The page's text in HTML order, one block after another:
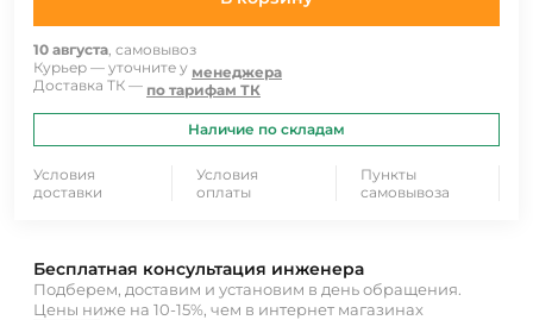
10 августа, самовывоз
Курьер — уточните у менеджера
Доставка ТК — по тарифам ТК
Наличие по складам
Условия
доставки
Условия
оплаты
Пункты
самовывоза
Бесплатная консультация инженера
Подберем, доставим и установим в день обращения.
Цены ниже на 10-15%, чем в интернет магазинах